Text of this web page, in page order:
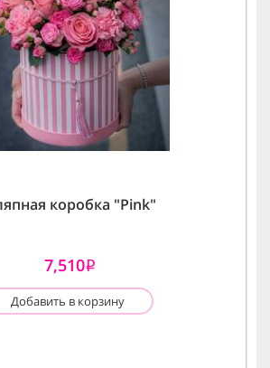
коробка "Pink"
7,510i
Добавить в корзину